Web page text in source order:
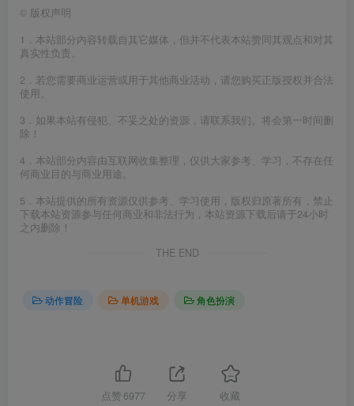
© 版权声明
1．本站部分内容转载自其它媒体，但并不代表本站赞同其观点和对其
真实性负责。
2．若您需要商业运营或用于其他商业活动，请您购买正版授权并合法
使用。
3．如果本站有侵犯、不妥之处的资源，请联系我们。将会第一时间删
除！
4．本站部分内容由互联网收集整理，仅供大家参考、学习，不存在任
何商业目的与商业用途。
5．本站提供的所有资源仅供参考、学习使用，版权归原著所有，禁止
下载本站资源参与任何商业和非法行为，本站资源下载后请于24小时
之内删除！
THE END
动作冒险 单机游戏 角色扮演
点赞 6977 分享 收藏